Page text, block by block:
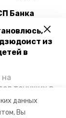
данных
Вы
из
в
тонущих в
помощь. По
Банка
МСП
ск